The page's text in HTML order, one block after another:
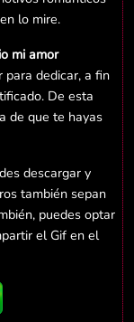
lo mire.
mi amor
dedicar, a fin
De esta
de que te hayas
descargar y
también sepan
puedes optar
el Gif en el